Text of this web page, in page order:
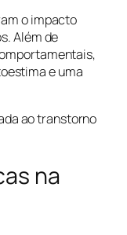
o impacto
Além de
e uma
na